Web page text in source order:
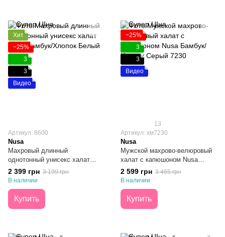
Хит
−25%
3
3
Видео
Артикул: 8600
Nusa
Махровый длинный
однотонный унисекс халат
Nusa Бамбук/Хлопок Белый M
2 399 грн 3 199 грн
В наличии
Купить
−25%
3
3
Видео
13
Артикул: хм7230
Nusa
Мужской махрово-велюровый
халат с капюшоном Nusa
Бамбук/Хлопок Серый M
2 599 грн 3 465 грн
В наличии
Купить